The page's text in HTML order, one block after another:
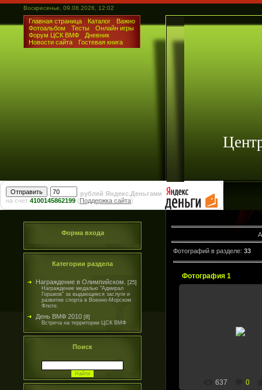
Воскресенье, 09.08.2026, 12:02
Главная страница Каталог
Важно
Фотоальбом
Тесты
Онлайн игры
Форум ЦСК ВМФ
Дневник
Новости сайта
Гостевая книга
рублей Яндекс.Деньгами
на счет 4100145862199 (Поддержка сайта)
Форма входа
Категории раздела
Награждение в Олимпийском.
[25]
Награждение медалью "Адмирал
Горшков" за выдающиеся заслуги и
развитие спорта в Военно-Морском
Флоте.
День ВМФ 2010 [8]
Встреча на территории ЦСК ВМФ
Поиск
Фотографий в разделе: 33
Фотография 1
Ветераны
637 0